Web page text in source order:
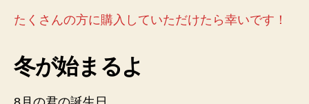
荷
し
へ
たくさんの方に購入していただけたら幸いです！
冬が始まるよ